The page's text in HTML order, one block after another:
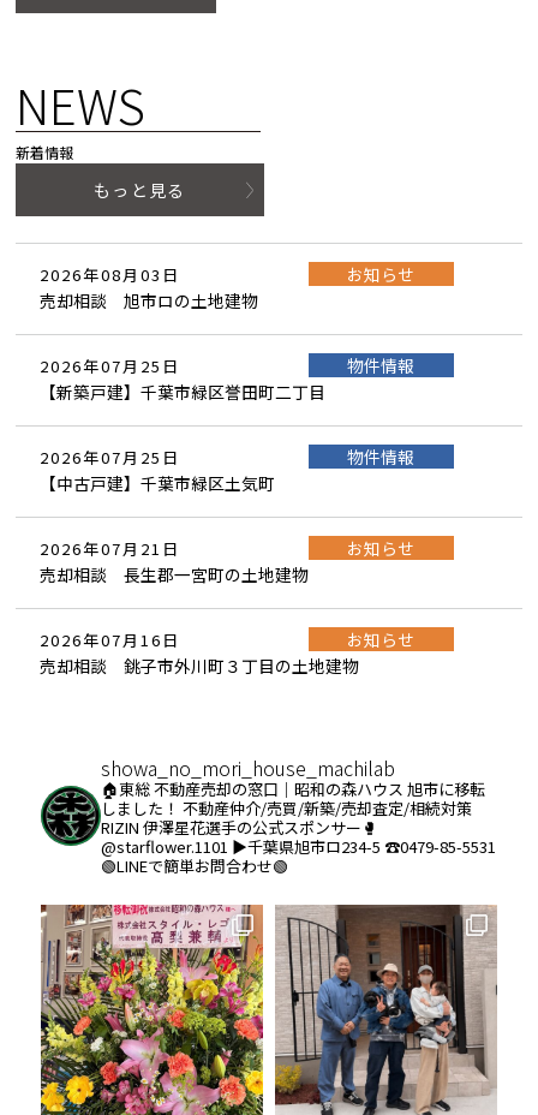
NEWS
新着情報
もっと見る
2026年08月03日
お知らせ
売却相談 旭市ロの土地建物
2026年07月25日
物件情報
【新築戸建】千葉市緑区誉田町二丁目
2026年07月25日
物件情報
【中古戸建】千葉市緑区土気町
2026年07月21日
お知らせ
売却相談 長生郡一宮町の土地建物
2026年07月16日
お知らせ
売却相談 銚子市外川町３丁目の土地建物
showa_no_mori_house_machilab
🏠東総 不動産売却の窓口｜昭和の森ハウス 旭市に移転
しました！ 不動産仲介/売買/新築/売却査定/相続対策
RIZIN 伊澤星花選手の公式スポンサー🥊
@starflower.1101 ▶︎千葉県旭市ロ234-5 ☎️0479-85-5531
🟢LINEで簡単お問合わせ🟢